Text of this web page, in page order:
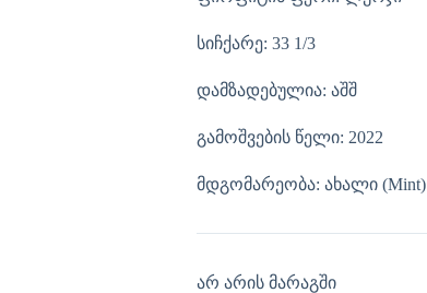
სიჩქარე: 33 1/3
დამზადებულია: აშშ
გამოშვების წელი: 2022
მდგომარეობა: ახალი (Mint)
არ არის მარაგში